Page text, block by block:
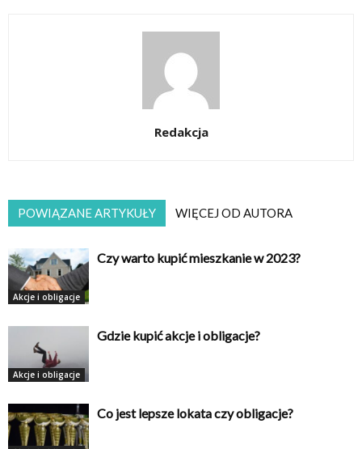
Redakcja
POWIĄZANE ARTYKUŁY WIĘCEJ OD AUTORA
Akcje i obligacje
Czy warto kupić mieszkanie w 2023?
Akcje i obligacje
Gdzie kupić akcje i obligacje?
Co jest lepsze lokata czy obligacje?